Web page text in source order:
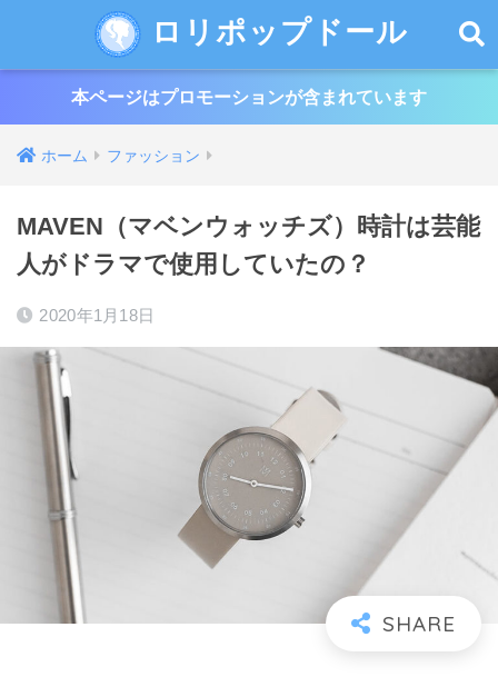
ロリポップドール
本ページはプロモーションが含まれています
ホーム ファッション
MAVEN（マベンウォッチズ）時計は芸能
人がドラマで使用していたの？
2020年1月18日